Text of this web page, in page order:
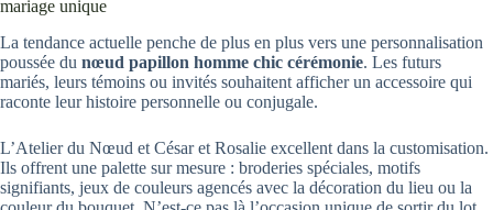
mariage unique
La tendance actuelle penche de plus en plus vers une personnalisation
poussée du nœud papillon homme chic cérémonie. Les futurs
mariés, leurs témoins ou invités souhaitent afficher un accessoire qui
raconte leur histoire personnelle ou conjugale.
L’Atelier du Nœud et César et Rosalie excellent dans la customisation.
Ils offrent une palette sur mesure : broderies spéciales, motifs
signifiants, jeux de couleurs agencés avec la décoration du lieu ou la